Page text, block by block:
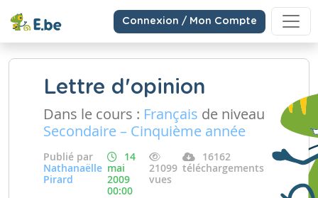
Connexion / Mon Compte
Lettre d'opinion
Dans le cours : Français de niveau
Secondaire – Cinquième année
Publié par
Nathanaëlle
Pirard
14
mai
2009
00:00
21099
vues
16162
téléchargements